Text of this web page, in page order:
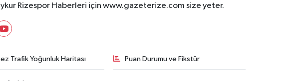
Rizespor Haberleri için www.gazeterize.com size yeter.
Trafik Yoğunluk Haritası Puan Durumu ve Fikstür